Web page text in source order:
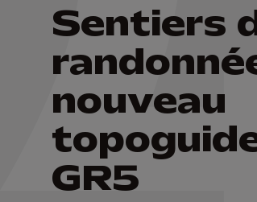
Sentiers
nouveau
GR5